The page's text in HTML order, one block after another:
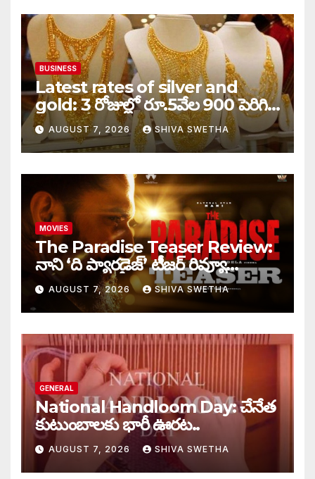
BUSINESS
Latest rates of silver and
gold: 3 రోజుల్లో రూ.5వేల 900 పెరిగిన
తులం గోల్డ్…
AUGUST 7, 2026 SHIVA SWETHA
MOVIES
The Paradise Teaser Review:
నాని ‘ది ప్యారడైజ్’ టీజర్ రివ్యూ…
AUGUST 7, 2026 SHIVA SWETHA
GENERAL
National Handloom Day: చేనేత
కుటుంబాలకు భారీ ఊరట..
AUGUST 7, 2026 SHIVA SWETHA